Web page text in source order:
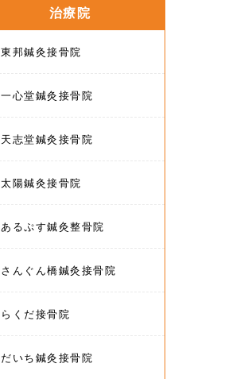
治療院
東邦鍼灸接骨院
一心堂鍼灸接骨院
天志堂鍼灸接骨院
太陽鍼灸接骨院
あるぷす鍼灸整骨院
さんぐん橋鍼灸接骨院
らくだ接骨院
だいち鍼灸接骨院